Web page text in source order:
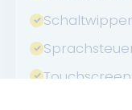
Touchscreen